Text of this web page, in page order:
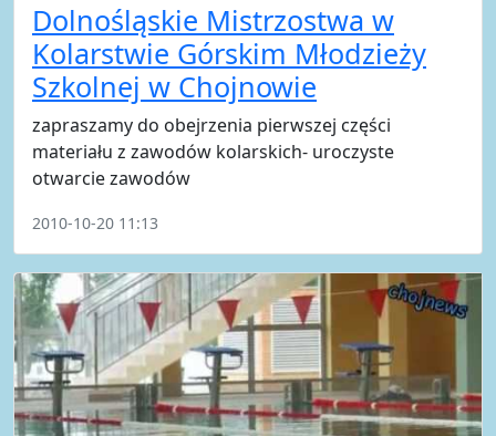
Dolnośląskie Mistrzostwa w
Kolarstwie Górskim Młodzieży
Szkolnej w Chojnowie
zapraszamy do obejrzenia pierwszej części
materiału z zawodów kolarskich- uroczyste
otwarcie zawodów
2010-10-20 11:13